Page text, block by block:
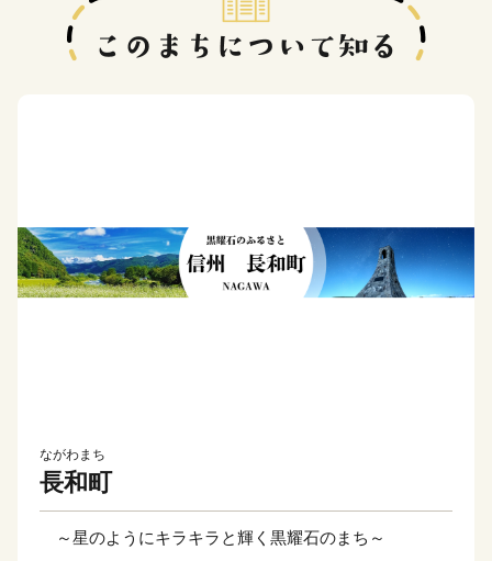
ながわまち
長和町
～星のようにキラキラと輝く黒耀石のまち～